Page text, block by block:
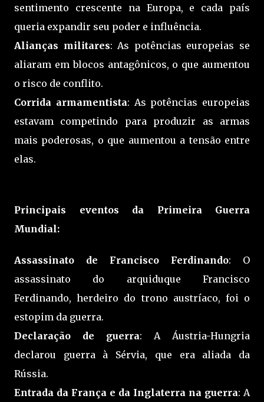
sentimento crescente na Europa, e cada país
queria expandir seu poder e influência.
Alianças militares: As potências europeias se
aliaram em blocos antagônicos, o que aumentou
o risco de conflito.
Corrida armamentista: As potências europeias
estavam competindo para produzir as armas
mais poderosas, o que aumentou a tensão entre
elas.
Principais eventos da Primeira Guerra
Mundial:
Assassinato de Francisco Ferdinando: O
assassinato do arquiduque Francisco
Ferdinando, herdeiro do trono austríaco, foi o
estopim da guerra.
Declaração de guerra: A Áustria-Hungria
declarou guerra à Sérvia, que era aliada da
Rússia.
Entrada da França e da Inglaterra na guerra: A